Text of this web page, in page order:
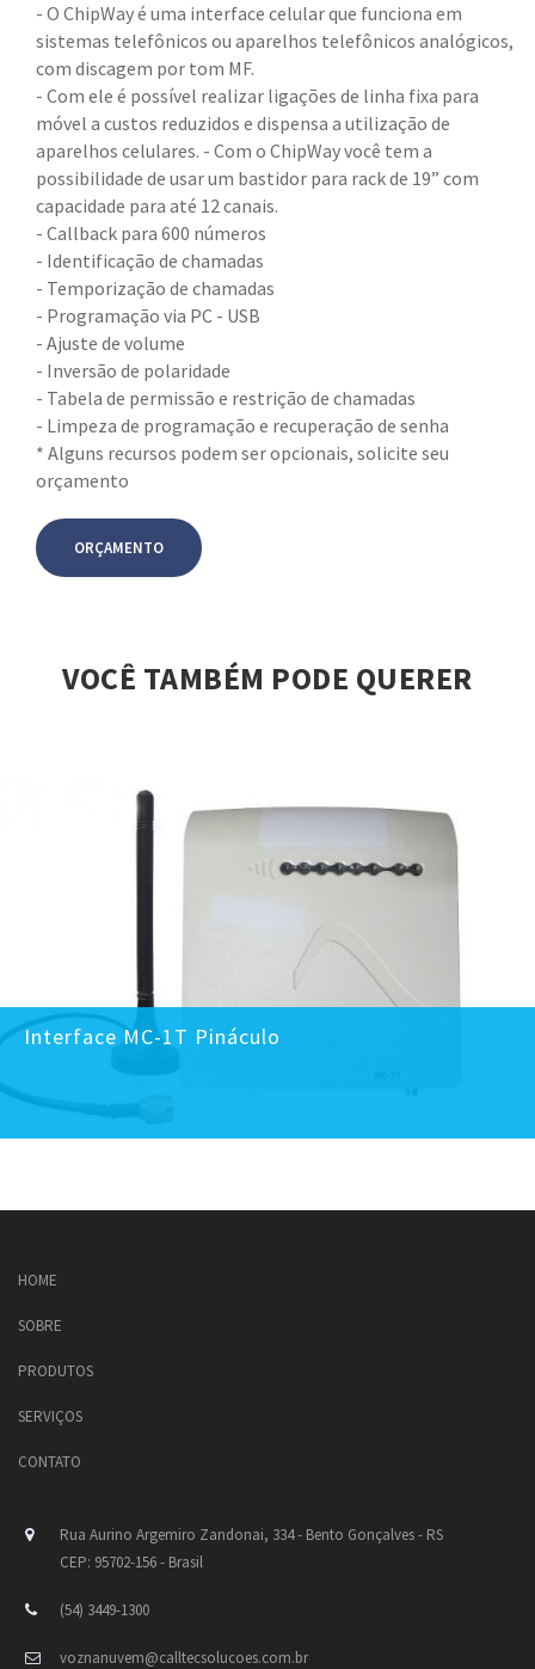
- O ChipWay é uma interface celular que funciona em
sistemas telefônicos ou aparelhos telefônicos analógicos,
com discagem por tom MF.
- Com ele é possível realizar ligações de linha fixa para
móvel a custos reduzidos e dispensa a utilização de
aparelhos celulares. - Com o ChipWay você tem a
possibilidade de usar um bastidor para rack de 19” com
capacidade para até 12 canais.
- Callback para 600 números
- Identificação de chamadas
- Temporização de chamadas
- Programação via PC - USB
- Ajuste de volume
- Inversão de polaridade
- Tabela de permissão e restrição de chamadas
- Limpeza de programação e recuperação de senha
* Alguns recursos podem ser opcionais, solicite seu
orçamento
ORÇAMENTO
VOCÊ TAMBÉM PODE QUERER
Interface MC-1T Pináculo
HOME
SOBRE
PRODUTOS
SERVIÇOS
CONTATO
Rua Aurino Argemiro Zandonai, 334 - Bento Gonçalves - RS
CEP: 95702-156 - Brasil
(54) 3449-1300
voznanuvem@calltecsolucoes.com.br